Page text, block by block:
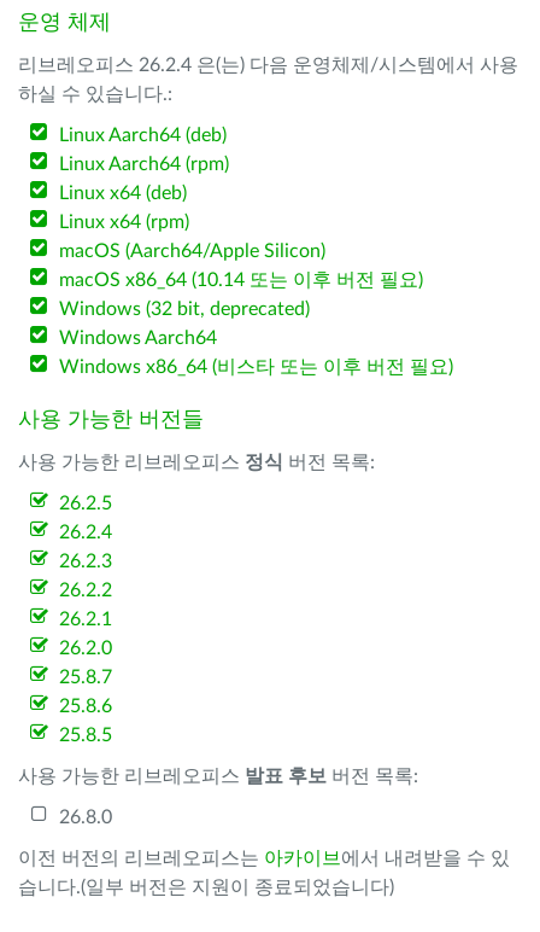
운영 체제
리브레오피스 26.2.4 은(는) 다음 운영체제/시스템에서 사용
하실 수 있습니다.:
Linux Aarch64 (deb)
Linux Aarch64 (rpm)
Linux x64 (deb)
Linux x64 (rpm)
macOS (Aarch64/Apple Silicon)
macOS x86_64 (10.14 또는 이후 버전 필요)
Windows (32 bit, deprecated)
Windows Aarch64
Windows x86_64 (비스타 또는 이후 버전 필요)
사용 가능한 버전들
사용 가능한 리브레오피스 정식 버전 목록:
26.2.5
26.2.4
26.2.3
26.2.2
26.2.1
26.2.0
25.8.7
25.8.6
25.8.5
사용 가능한 리브레오피스 발표 후보 버전 목록:
26.8.0
이전 버전의 리브레오피스는 아카이브 에서 내려받을 수 있
습니다.(일부 버전은 지원이 종료되었습니다)